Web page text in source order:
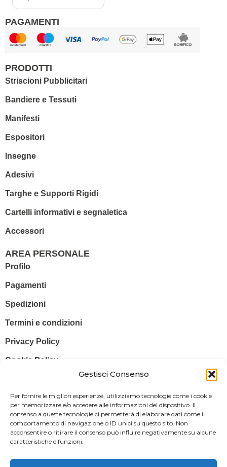
Gestisci Consenso
Per fornire le migliori esperienze, utilizziamo tecnologie come i cookie
per memorizzare e/o accedere alle informazioni del dispositivo. Il
consenso a queste tecnologie ci permetterà di elaborare dati come il
comportamento di navigazione o ID unici su questo sito. Non
acconsentire o ritirare il consenso può influire negativamente su alcune
caratteristiche e funzioni.
PAGAMENTI
PRODOTTI
Striscioni Pubblicitari
Bandiere e Tessuti
Manifesti
Espositori
Insegne
Adesivi
Targhe e Supporti Rigidi
Cartelli informativi e segnaletica
Accessori
AREA PERSONALE
Profilo
Pagamenti
Spedizioni
Termini e condizioni
Privacy Policy
Cookie Policy
Legale: Via Silvio Pellico, 43 97015 MODICA (RG) – P. IVA: IT
01470350883
Powered ByIl Brandificio